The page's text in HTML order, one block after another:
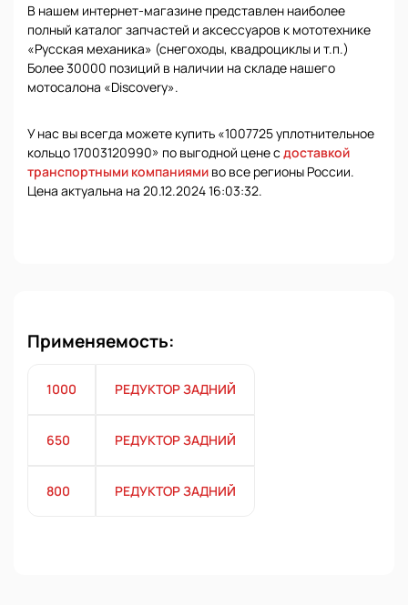
В нашем интернет-магазине представлен наиболее
полный каталог запчастей и аксессуаров к мототехнике
«Русская механика» (снегоходы, квадроциклы и т.п.)
Более 30000 позиций в наличии на складе нашего
мотосалона «Discovery».
У нас вы всегда можете купить «1007725 уплотнительное
кольцо 17003120990» по выгодной цене с доставкой
транспортными компаниями во все регионы России.
Цена актуальна на 20.12.2024 16:03:32.
Применяемость:
1000 РЕДУКТОР ЗАДНИЙ
650 РЕДУКТОР ЗАДНИЙ
800 РЕДУКТОР ЗАДНИЙ